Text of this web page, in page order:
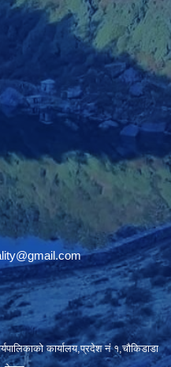
कार्यालय,प्रदेश नं १,चौकिडाडा